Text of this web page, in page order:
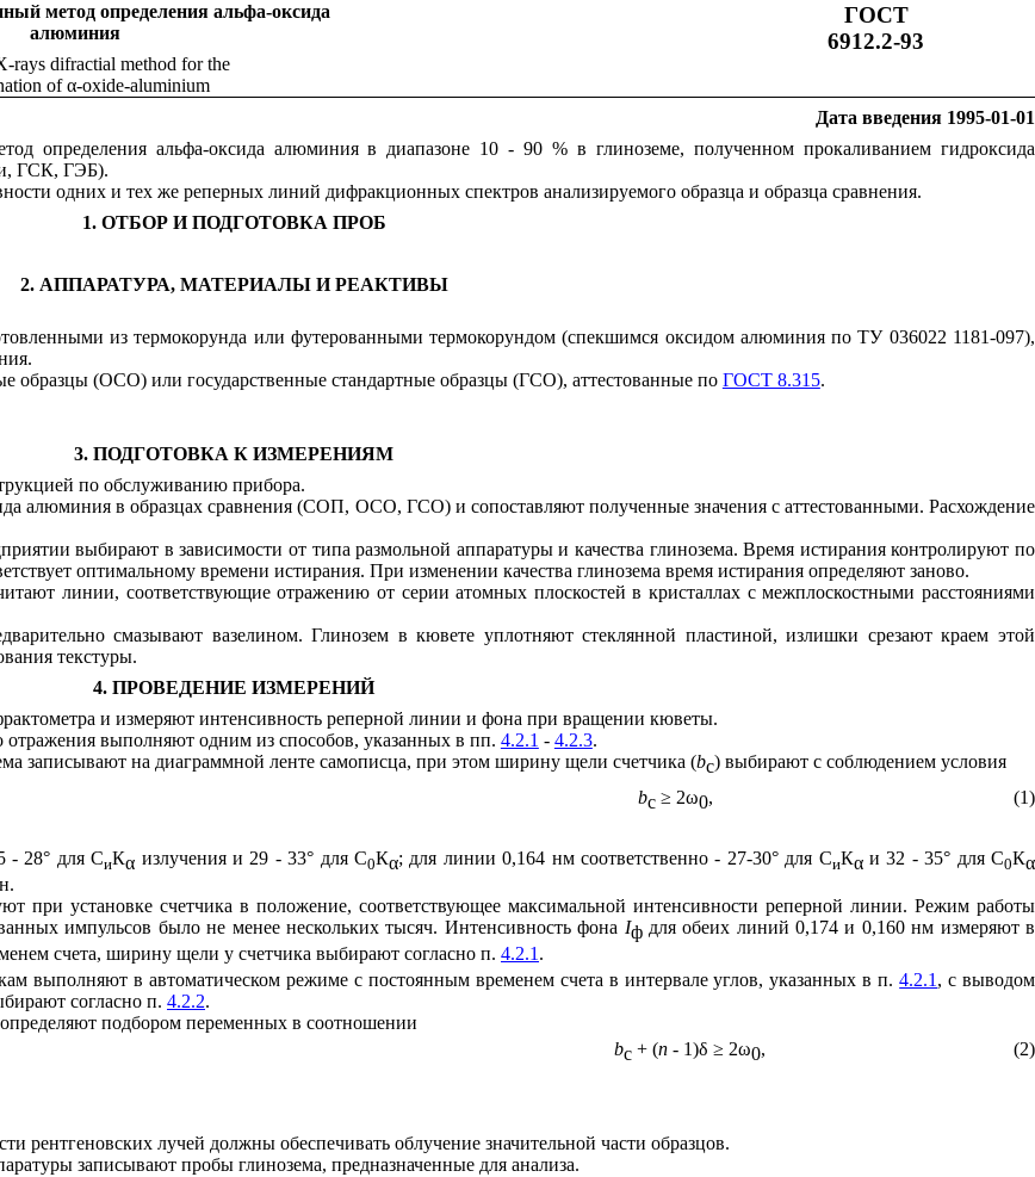
метод определения альфа-оксида
алюминия
rays difractial method for the
ofα-oxide-aluminium
ГОСТ
6912.2-93
Дата введения 1995-01-01
определения альфа-оксида алюминия в диапазоне 10 - 90 % в глиноземе, полученном прокаливанием гидроксида
ГСК, ГЭБ).
одних и тех же реперных линий дифракционных спектров анализируемого образца и образца сравнения.
1. ОТБОР И ПОДГОТОВКА ПРОБ
2. АППАРАТУРА, МАТЕРИАЛЫ И РЕАКТИВЫ
из термокорунда или футерованными термокорундом (спекшимся оксидом алюминия по ТУ 036022 1181-097),
образцы (ОСО) или государственные стандартные образцы (ГСО), аттестованные по ГОСТ 8.315.
3. ПОДГОТОВКА К ИЗМЕРЕНИЯМ
по обслуживанию прибора.
алюминия в образцах сравнения (СОП, ОСО, ГСО) и сопоставляют полученные значения с аттестованными. Расхождение
выбирают в зависимости от типа размольной аппаратуры и качества глинозема. Время истирания контролируют по
оптимальному времени истирания. При изменении качества глинозема время истирания определяют заново.
линии, соответствующие отражению от серии атомных плоскостей в кристаллах с межплоскостными расстояниями
смазывают вазелином. Глинозем в кювете уплотняют стеклянной пластиной, излишки срезают краем этой
текстуры.
4. ПРОВЕДЕНИЕ ИЗМЕРЕНИЙ
и измеряют интенсивность реперной линии и фона при вращении кюветы.
выполняют одним из способов, указанных в пп. 4.2.1 - 4.2.3.
записывают на диаграммной ленте самописца, при этом ширину щели счетчика (bc) выбирают с соблюдением условия
bc ≥ 2ω0,
(1)
- 28° для СиКα излучения и 29 - 33° для С0Кα; для линии 0,164 нм соответственно - 27-30° для СиКα и 32 - 35° для С0Кα
при установке счетчика в положение, соответствующее максимальной интенсивности реперной линии. Режим работы
импульсов было не менее нескольких тысяч. Интенсивность фона Iфдля обеих линий 0,174 и 0,160 нм измеряют в
счета, ширину щели у счетчика выбирают согласно п. 4.2.1 .
выполняют в автоматическом режиме с постоянным временем счета в интервале углов, указанных в п.4.2.1 , с выводом
согласно п. 4.2.2.
подбором переменных в соотношении
bc + (n - 1)δ ≥ 2ω0,
(2)
рентгеновских лучей должны обеспечивать облучение значительной части образцов.
записывают пробы глинозема, предназначенные для анализа.